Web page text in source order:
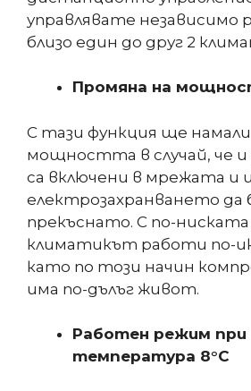
управлявате независимо
близо един до друг 2
Промяна на
С тази функция ще
мощността в случай, че и
са включени в мрежата и
електрозахранването да
прекъснато. С по-
климатикът работи по-
като по този начин
има по-дълъг живот.
Работен режим при
температура 8°С